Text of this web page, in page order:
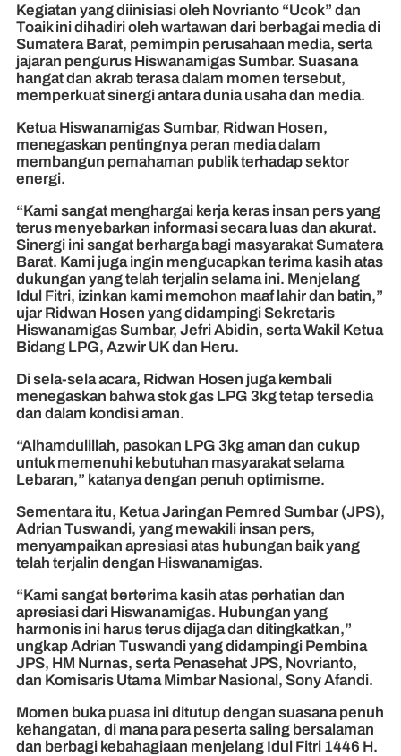
Kegiatan yang diinisiasi oleh Novrianto “Ucok” dan
Toaik ini dihadiri oleh wartawan dari berbagai media di
Sumatera Barat, pemimpin perusahaan media, serta
jajaran pengurus Hiswanamigas Sumbar. Suasana
hangat dan akrab terasa dalam momen tersebut,
memperkuat sinergi antara dunia usaha dan media.
Ketua Hiswanamigas Sumbar, Ridwan Hosen,
menegaskan pentingnya peran media dalam
membangun pemahaman publik terhadap sektor
energi.
“Kami sangat menghargai kerja keras insan pers yang
terus menyebarkan informasi secara luas dan akurat.
Sinergi ini sangat berharga bagi masyarakat Sumatera
Barat. Kami juga ingin mengucapkan terima kasih atas
dukungan yang telah terjalin selama ini. Menjelang
Idul Fitri, izinkan kami memohon maaf lahir dan batin,”
ujar Ridwan Hosen yang didampingi Sekretaris
Hiswanamigas Sumbar, Jefri Abidin, serta Wakil Ketua
Bidang LPG, Azwir UK dan Heru.
Di sela-sela acara, Ridwan Hosen juga kembali
menegaskan bahwa stok gas LPG 3kg tetap tersedia
dan dalam kondisi aman.
“Alhamdulillah, pasokan LPG 3kg aman dan cukup
untuk memenuhi kebutuhan masyarakat selama
Lebaran,” katanya dengan penuh optimisme.
Sementara itu, Ketua Jaringan Pemred Sumbar (JPS),
Adrian Tuswandi, yang mewakili insan pers,
menyampaikan apresiasi atas hubungan baik yang
telah terjalin dengan Hiswanamigas.
“Kami sangat berterima kasih atas perhatian dan
apresiasi dari Hiswanamigas. Hubungan yang
harmonis ini harus terus dijaga dan ditingkatkan,”
ungkap Adrian Tuswandi yang didampingi Pembina
JPS, HM Nurnas, serta Penasehat JPS, Novrianto,
dan Komisaris Utama Mimbar Nasional, Sony Afandi.
Momen buka puasa ini ditutup dengan suasana penuh
kehangatan, di mana para peserta saling bersalaman
dan berbagi kebahagiaan menjelang Idul Fitri 1446 H.